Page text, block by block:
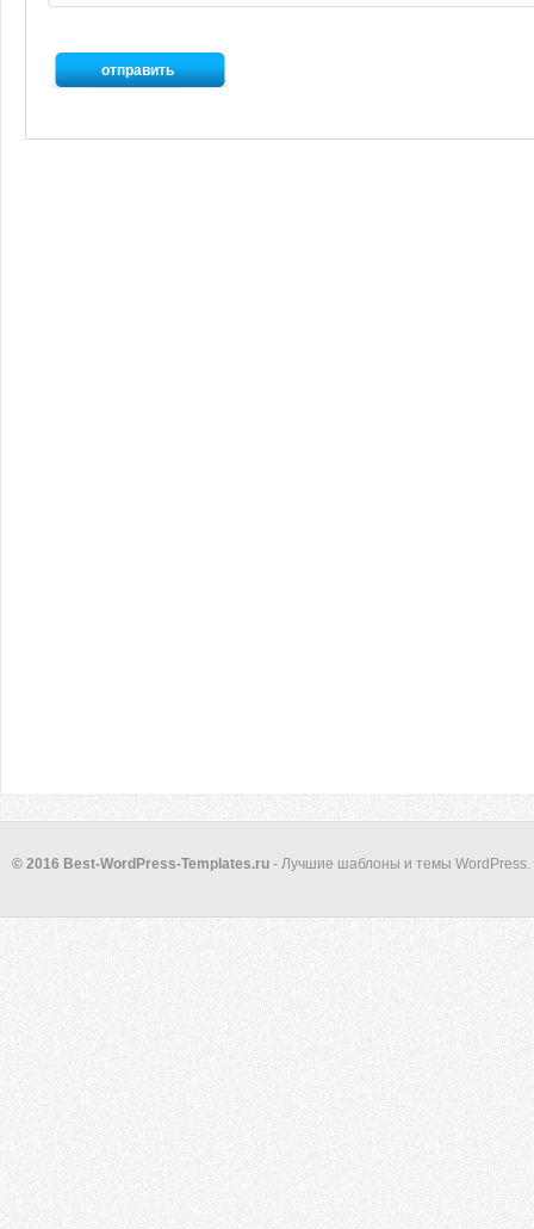
© 2016 Best-WordPress-Templates.ru - Лучшие шаблоны и темы